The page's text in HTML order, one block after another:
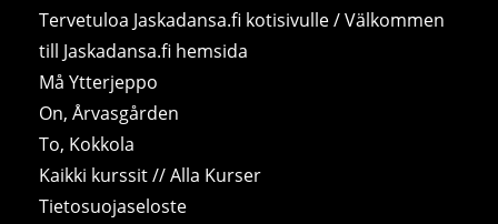
Tervetuloa Jaskadansa.fi kotisivulle / Välkommen
till Jaskadansa.fi hemsida
Må Ytterjeppo
On, Årvasgården
To, Kokkola
Kaikki kurssit // Alla Kurser
Tietosuojaseloste